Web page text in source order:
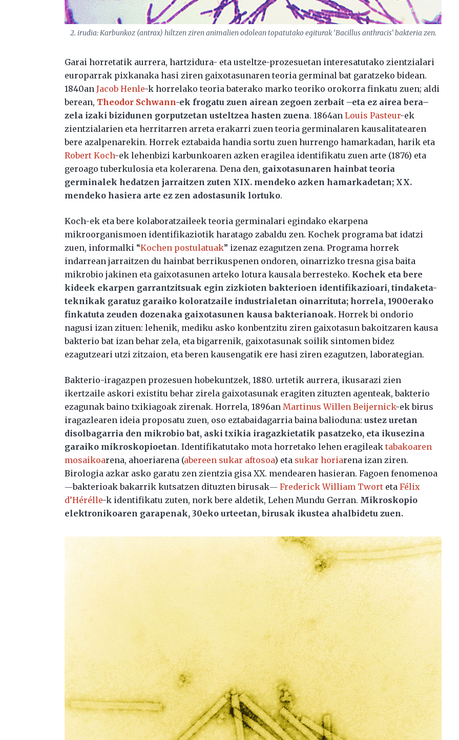
2. irudia: Karbunkoz (antrax) hiltzen ziren animalien odolean topatutako egiturak ‘Bacillus anthracis’ bakteria zen.
Garai horretatik aurrera, hartzidura- eta usteltze-prozesuetan interesatutako zientzialari
europarrak pixkanaka hasi ziren gaixotasunaren teoria germinal bat garatzeko bidean.
1840anJacob Henle-k horrelako teoria baterako marko teoriko orokorra finkatu zuen; aldi
berean, Theodor Schwann-ek frogatu zuen airean zegoen zerbait –eta ez airea bera–
zela izaki bizidunen gorputzetan usteltzea hasten zuena. 1864anLouis Pasteur-ek
zientzialarien eta herritarren arreta erakarri zuen teoria germinalaren kausalitatearen
bere azalpenarekin. Horrek eztabaida handia sortu zuen hurrengo hamarkadan, harik eta
Robert Koch-ek lehenbizi karbunkoaren azken eragilea identifikatu zuen arte (1876) eta
geroago tuberkulosia eta kolerarena. Dena den, gaixotasunaren hainbat teoria
germinalek hedatzen jarraitzen zuten XIX. mendeko azken hamarkadetan; XX.
mendeko hasiera arte ez zen adostasunik lortuko.
Koch-ek eta bere kolaboratzaileek teoria germinalari egindako ekarpena
mikroorganismoen identifikaziotik haratago zabaldu zen. Kochek programa bat idatzi
zuen, informalki “Kochen postulatuak” izenaz ezagutzen zena. Programa horrek
indarrean jarraitzen du hainbat berrikuspenen ondoren, oinarrizko tresna gisa baita
mikrobio jakinen eta gaixotasunen arteko lotura kausala berresteko. Kochek eta bere
kideek ekarpen garrantzitsuak egin zizkioten bakterioen identifikazioari, tindaketa-
teknikak garatuz garaiko koloratzaile industrialetan oinarrituta; horrela, 1900erako
finkatuta zeuden dozenaka gaixotasunen kausa bakterianoak. Horrek bi ondorio
nagusi izan zituen: lehenik, mediku asko konbentzitu ziren gaixotasun bakoitzaren kausa
bakterio bat izan behar zela, eta bigarrenik, gaixotasunak soilik sintomen bidez
ezagutzeari utzi zitzaion, eta beren kausengatik ere hasi ziren ezagutzen, laborategian.
Bakterio-iragazpen prozesuen hobekuntzek, 1880. urtetik aurrera, ikusarazi zien
ikertzaile askori existitu behar zirela gaixotasunak eragiten zituzten agenteak, bakterio
ezagunak baino txikiagoak zirenak. Horrela, 1896an Martinus Willen Beijernick-ek birus
iragazlearen ideia proposatu zuen, oso eztabaidagarria baina balioduna:ustez uretan
disolbagarria den mikrobio bat, aski txikia iragazkietatik pasatzeko, eta ikusezina
garaiko mikroskopioetan. Identifikatutako mota horretako lehen eragileaktabakoaren
mosaikoarena, ahoeriarena (abereen sukar aftosoa) eta sukar horiarena izan ziren.
Birologia azkar asko garatu zen zientzia gisa XX. mendearen hasieran. Fagoen fenomenoa
―bakterioak bakarrik kutsatzen dituzten birusak―Frederick William Twort etaFélix
d’Hérélle-k identifikatu zuten, nork bere aldetik, Lehen Mundu Gerran. Mikroskopio
elektronikoaren garapenak, 30eko urteetan, birusak ikustea ahalbidetu zuen.